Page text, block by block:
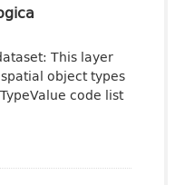
This layer
object types
code list